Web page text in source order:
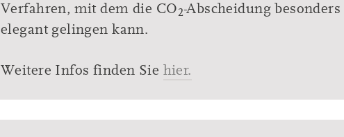
Verfahren, mit dem die CO2-Abscheidung besonders
elegant gelingen kann.
Weitere Infos finden Sie hier.